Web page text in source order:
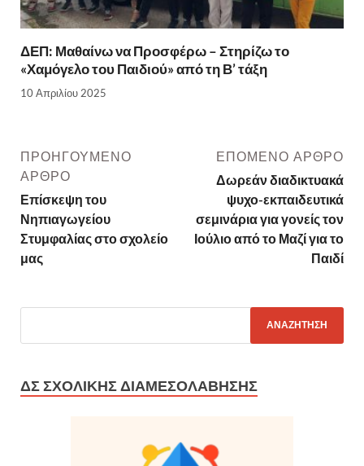
ΔΕΠ: Μαθαίνω να Προσφέρω – Στηρίζω το
«Χαμόγελο του Παιδιού» από τη Β’ τάξη
10 Απριλίου 2025
ΠΡΟΗΓΟΎΜΕΝΟ
ΆΡΘΡΟ
Επίσκεψη του
Νηπιαγωγείου
Στυμφαλίας στο σχολείο
μας
ΕΠΌΜΕΝΟ ΆΡΘΡΟ
Δωρεάν διαδικτυακά
ψυχο-εκπαιδευτικά
σεμινάρια για γονείς τον
Ιούλιο από το Μαζί για το
Παιδί
ΔΣ ΣΧΟΛΙΚΉΣ ΔΙΑΜΕΣΟΛΆΒΗΣΗΣ